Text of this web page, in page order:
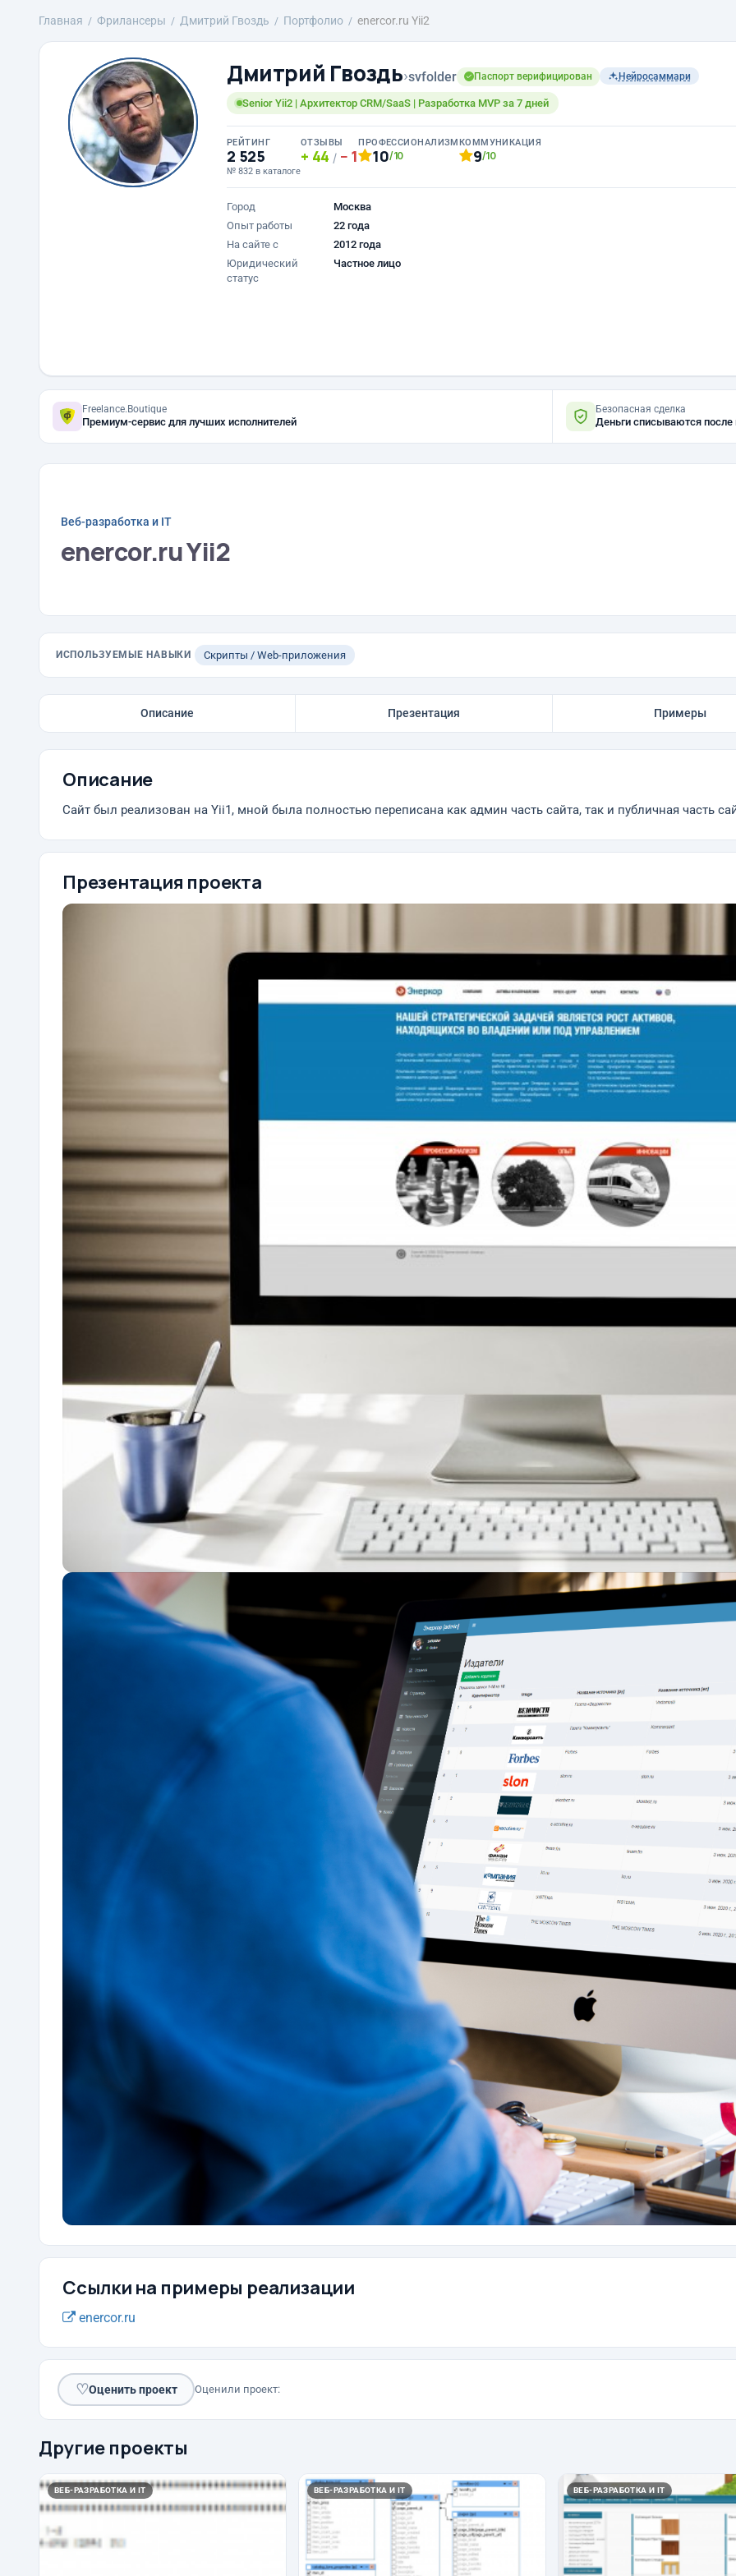
Главная Фрилансеры Дмитрий Гвоздь Портфолио enercor.ru Yii2
Дмитрий Гвоздь›svfolder Паспорт верифицирован Нейросаммари
Senior Yii2 | Архитектор CRM/SaaS | Разработка MVP за 7 дней
РЕЙТИНГ
2 525
№ 832 в каталоге
ОТЗЫВЫ
44 / 1
ПРОФЕССИОНАЛИЗМ
10/10
КОММУНИКАЦИЯ
9/10
Город
Москва
Опыт работы
22 года
На сайте с
2012 года
Юридический
статус
Частное лицо
Freelance.Boutique
Премиум-сервис для лучших исполнителей
Безопасная сделка
Деньги списываются после
Веб-разработка и IT
enercor.ru Yii2
ИСПОЛЬЗУЕМЫЕ НАВЫКИ Скрипты / Web-приложения
Описание Презентация Примеры
Описание
Сайт был реализован на Yii1, мной была полностью переписана как админ часть сайта, так и публичная часть
Презентация проекта
Ссылки на примеры реализации
enercor.ru
♡Оценить проект Оценили проект:
Другие проекты
ВЕБ-РАЗРАБОТКА И IT ВЕБ-РАЗРАБОТКА И IT ВЕБ-РАЗРАБОТКА И IT